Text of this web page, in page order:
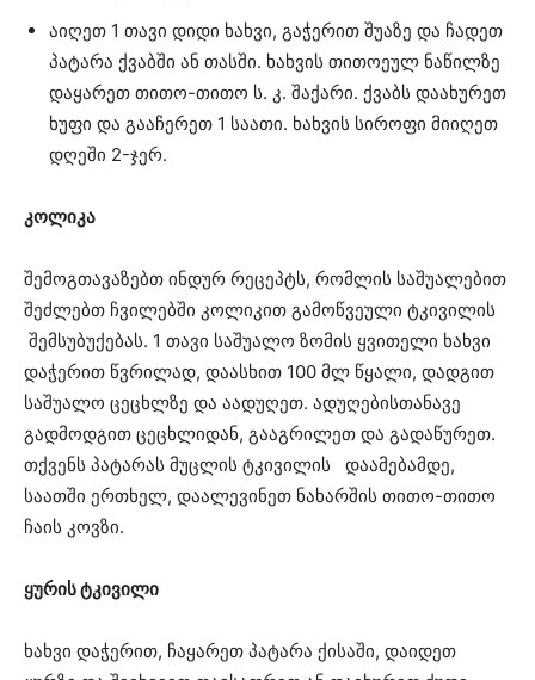
აიღეთ 1 თავი დიდი ხახვი, გაჭერით შუაზე და ჩადეთ
პატარა ქვაბში ან თასში. ხახვის თითოეულ ნაწილზე
დაყარეთ თითო-თითო ს. კ. შაქარი. ქვაბს დაახურეთ
ხუფი და გააჩერეთ 1 საათი. ხახვის სიროფი მიიღეთ
დღეში 2-ჯერ.
კოლიკა
შემოგთავაზებთ ინდურ რეცეპტს, რომლის საშუალებით
შეძლებთ ჩვილებში კოლიკით გამოწვეული ტკივილის
შემსუბუქებას. 1 თავი საშუალო ზომის ყვითელი ხახვი
დაჭერით წვრილად, დაასხით 100 მლ წყალი, დადგით
საშუალო ცეცხლზე და აადუღეთ. ადუღებისთანავე
გადმოდგით ცეცხლიდან, გააგრილეთ და გადაწურეთ.
თქვენს პატარას მუცლის ტკივილის დაამებამდე,
საათში ერთხელ, დაალევინეთ ნახარშის თითო-თითო
ჩაის კოვზი.
ყურის ტკივილი
ხახვი დაჭერით, ჩაყარეთ პატარა ქისაში, დაიდეთ